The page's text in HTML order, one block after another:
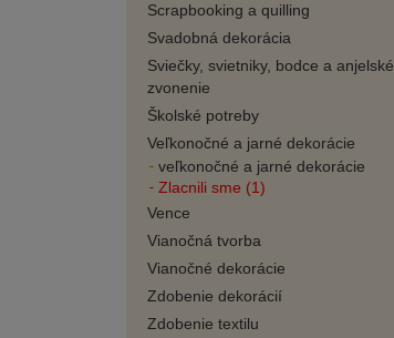
Scrapbooking a quilling
Svadobná dekorácia
Sviečky, svietniky, bodce a anjelské
zvonenie
Školské potreby
Veľkonočné a jarné dekorácie
veľkonočné a jarné dekorácie
Zlacnili sme (1)
Vence
Vianočná tvorba
Vianočné dekorácie
Zdobenie dekorácií
Zdobenie textilu